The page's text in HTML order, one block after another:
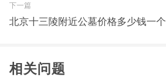
下一篇
北京十三陵附近公墓价格多少钱一个
相关问题